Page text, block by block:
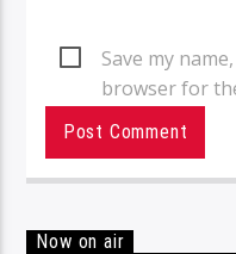
Save my
browser for
Now on air